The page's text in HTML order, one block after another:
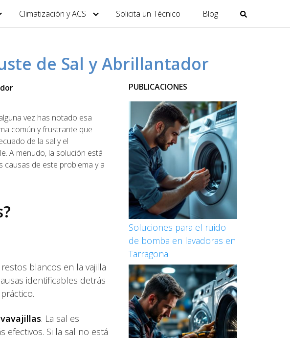
Climatización y ACS Solicita un Técnico Blog
de Sal y Abrillantador
vez has notado esa
común y frustrante que
de la sal y el
A menudo, la solución está
causas de este problema y a
blancos en la vajilla
identificables detrás
. La sal es
efectivos. Si la sal no está
PUBLICACIONES
Soluciones para el ruido
de bomba en lavadoras en
Tarragona